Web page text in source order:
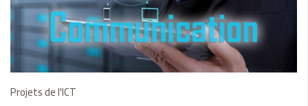
Projets de l'ICT